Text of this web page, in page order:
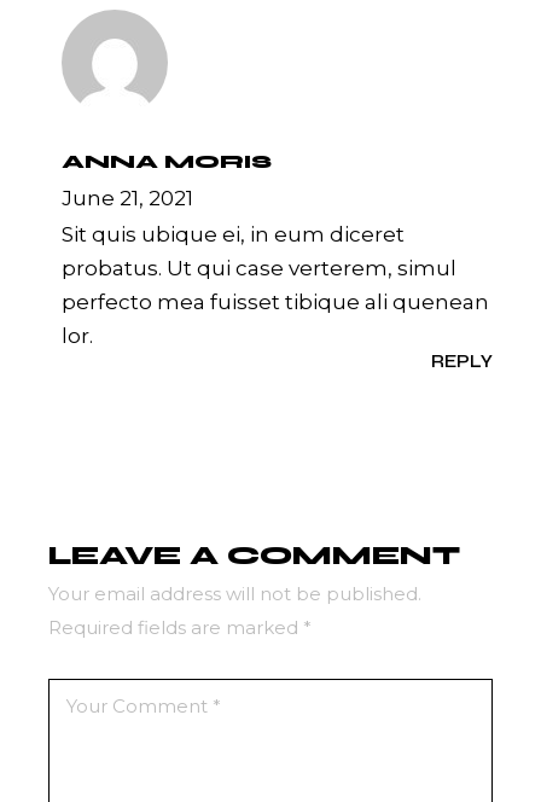
ANNA MORIS
June 21, 2021
Sit quis ubique ei, in eum diceret
probatus. Ut qui case verterem, simul
perfecto mea fuisset tibique ali quenean
lor.
REPLY
LEAVE A COMMENT
Your email address will not be published.
Required fields are marked *